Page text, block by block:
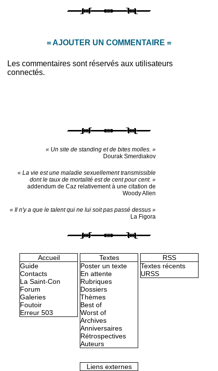
= AJOUTER UN COMMENTAIRE =
Les commentaires sont réservés aux utilisateurs
connectés.
« Un site de standing et de bites molles. »
Dourak Smerdiakov
« La vie est une maladie sexuellement transmissible
dont le taux de mortalité est de cent pour cent. »
addendum de Caz relativement à une citation de
Woody Allen
« Il n'y a que le talent qui ne lui soit pas passé dessus »
La Figora
Accueil
Guide
Contacts
La Saint-Con
Forum
Galeries
Foutoir
Erreur 503
Textes
Poster un texte
En attente
Rubriques
Dossiers
Thèmes
Best of
Worst of
Archives
Anniversaires
Rétrospectives
Auteurs
RSS
Textes récents
URSS
Liens externes